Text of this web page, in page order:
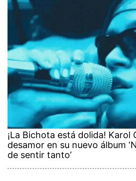
¡La Bichota está dolida! Karol
desamor en su nuevo álbum
de sentir tanto’